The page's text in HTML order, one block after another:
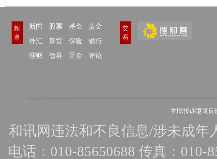
频
道
新闻 股票 基金
黄金
外汇
期货 保险
银行
理财
债券 互金 评论
交
易
举报/投诉/意见反
和讯网违法和不良信息/涉未成年
电话：010-85650688 传真：010-